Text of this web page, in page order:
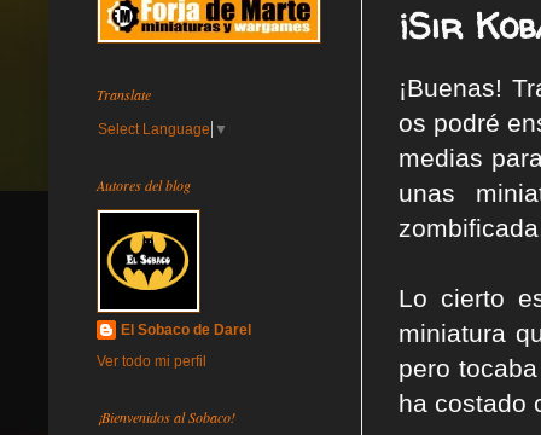
¡Sir
¡Buenas!
os podré
medias
unas
Lo cierto
miniatura
pero
ha costado
Translate
Select Language ▼
Autores del blog
El Sobaco de Darel
Ver todo mi perfil
¡Bienvenidos al Sobaco!